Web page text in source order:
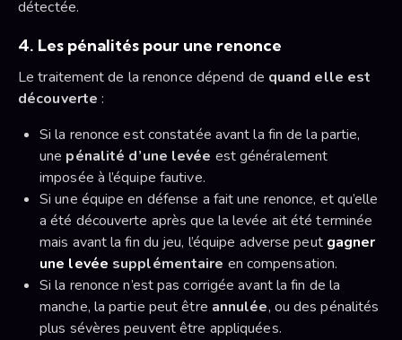
détectée.
4. Les pénalités pour une renonce
Le traitement de la renonce dépend de quand elle est
découverte :
Si la renonce est constatée avant la fin de la partie,
une pénalité d’une levée est généralement
imposée à l’équipe fautive.
Si une équipe en défense a fait une renonce, et qu’elle
a été découverte après que la levée ait été terminée
mais avant la fin du jeu, l’équipe adverse peut gagner
une levée supplémentaire en compensation.
Si la renonce n’est pas corrigée avant la fin de la
manche, la partie peut être annulée, ou des pénalités
plus sévères peuvent être appliquées.